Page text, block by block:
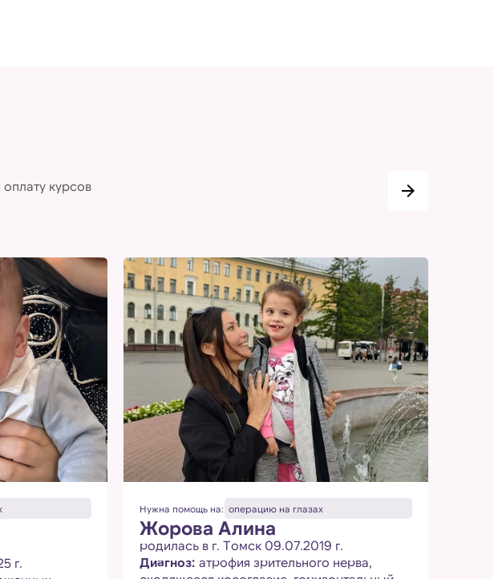
курсов
г.
Нужна помощь на: операцию на глазах
Жорова Алина
родилась в г. Томск 09.07.2019 г.
Диагноз: атрофия зрительного нерва,